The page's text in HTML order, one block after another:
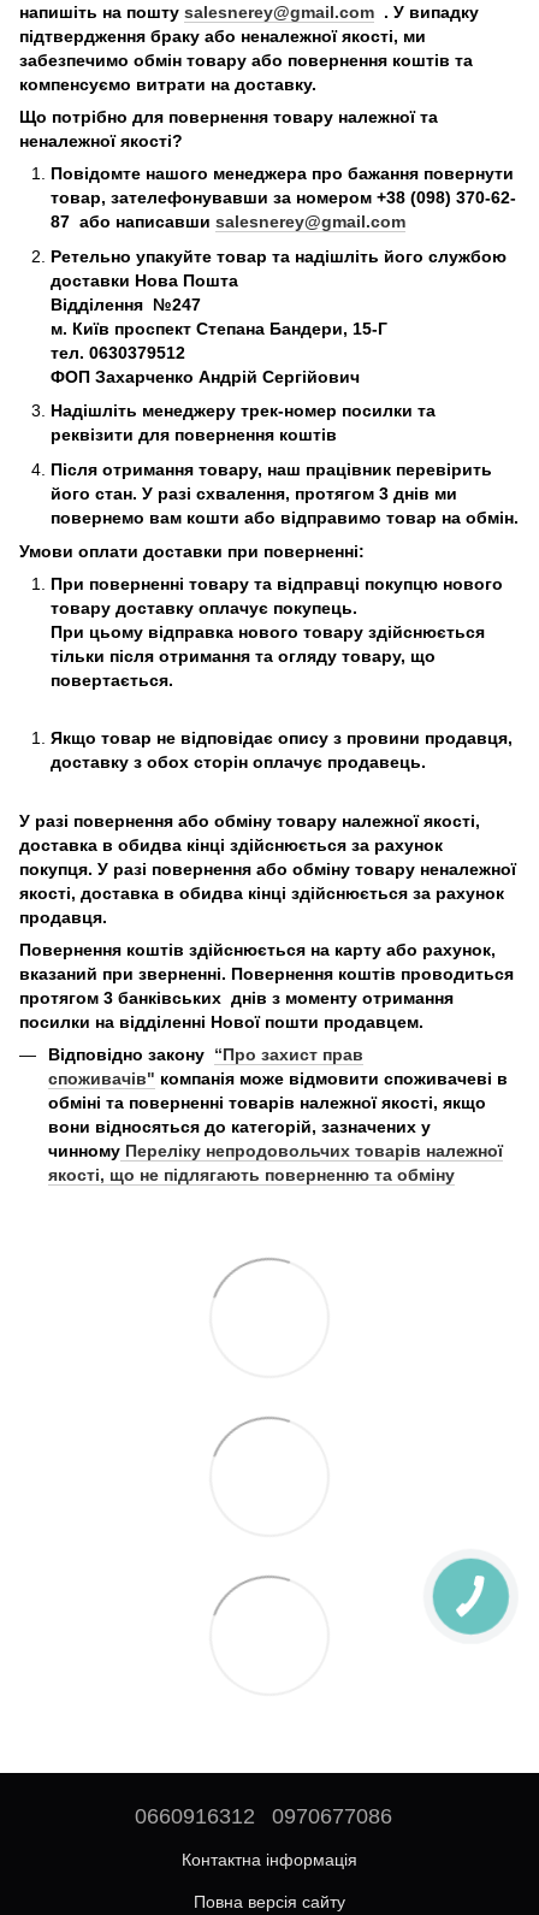
напишіть на пошту salesnerey@gmail.com . У випадку
підтвердження браку або неналежної якості, ми
забезпечимо обмін товару або повернення коштів та
компенсуємо витрати на доставку.
Що потрібно для повернення товару належної та
неналежної якості?
Повідомте нашого менеджера про бажання повернути
товар, зателефонувавши за номером +38 (098) 370-62-
87 або написавши salesnerey@gmail.com
Ретельно упакуйте товар та надішліть його службою
доставки Нова Пошта
Відділення №247
м. Київ проспект Степана Бандери, 15-Г
тел. 0630379512
ФОП Захарченко Андрій Сергійович
Надішліть менеджеру трек-номер посилки та
реквізити для повернення коштів
Після отримання товару, наш працівник перевірить
його стан. У разі схвалення, протягом 3 днів ми
повернемо вам кошти або відправимо товар на обмін.
Умови оплати доставки при поверненні:
При поверненні товару та відправці покупцю нового
товару доставку оплачує покупець.
При цьому відправка нового товару здійснюється
тільки після отримання та огляду товару, що
повертається.
Якщо товар не відповідає опису з провини продавця,
доставку з обох сторін оплачує продавець.
У разі повернення або обміну товару належної якості,
доставка в обидва кінці здійснюється за рахунок
покупця. У разі повернення або обміну товару неналежної
якості, доставка в обидва кінці здійснюється за рахунок
продавця.
Повернення коштів здійснюється на карту або рахунок,
вказаний при зверненні. Повернення коштів проводиться
протягом 3 банківських днів з моменту отримання
посилки на відділенні Нової пошти продавцем.
Відповідно закону “Про захист прав
споживачів" компанія може відмовити споживачеві в
обміні та поверненні товарів належної якості, якщо
вони відносяться до категорій, зазначених у
чинному Переліку непродовольчих товарів належної
якості, що не підлягають поверненню та обміну
0660916312 0970677086
Контактна інформація
Повна версія сайту